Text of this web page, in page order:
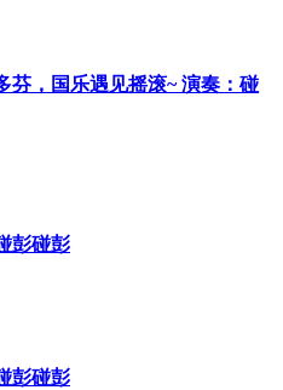
芬，国乐遇见摇滚~ 演奏：碰
彭碰彭
彭碰彭